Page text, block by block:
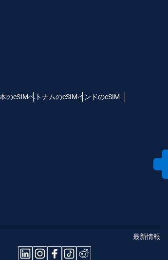
のeSIMベトナムのeSIMインドのeSIM
最新情報